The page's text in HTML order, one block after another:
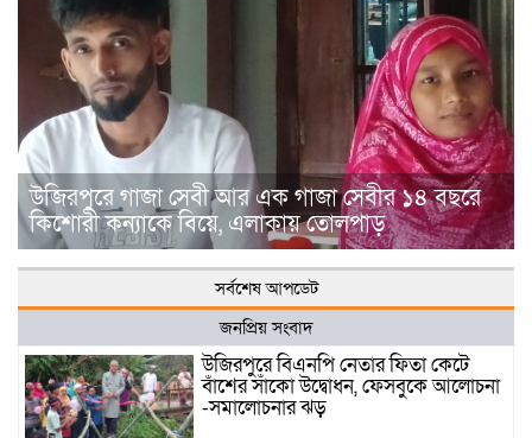
উজিরপুরে গাজা সেবী আর এক গাজা সেবীর ১৪ বছরে
কিশোরী কন্যাকে বিয়ে, এলাকায় তোলপাড়
সর্বশেষ আপডেট
জনপ্রিয় সংবাদ
উজিরপুরে বিএনপি নেতার ফিতা কেটে
বাঁশের সাঁকো উদ্বোধন, ফেসবুকে আলোচনা
-সমালোচনার ঝড়